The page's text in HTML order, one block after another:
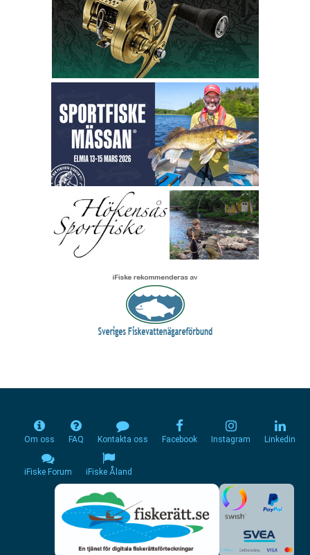
Om oss FAQ Kontakta oss Facebook Instagram Linkedin
iFiske Forum iFiske Åland